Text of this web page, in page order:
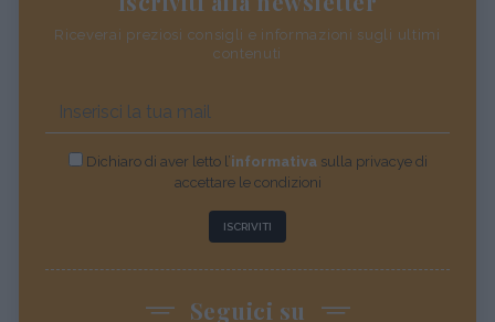
Riceverai preziosi consigli e informazioni sugli ultimi
contenuti
Dichiaro di aver letto l’informativasulla privacye di
accettare le condizioni
ISCRIVITI
Seguici su